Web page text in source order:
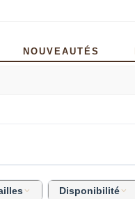
NOUVEAUTÉS
Disponibilité